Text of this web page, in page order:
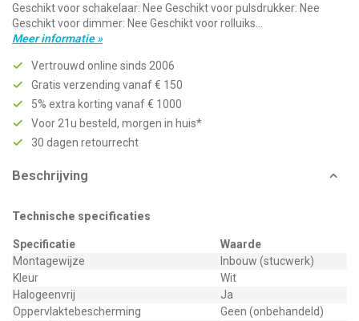
Geschikt voor schakelaar: Nee Geschikt voor pulsdrukker: Nee
Geschikt voor dimmer: Nee Geschikt voor rolluiks...
Meer informatie »
Vertrouwd online sinds 2006
Gratis verzending vanaf € 150
5% extra korting vanaf € 1000
Voor 21u besteld, morgen in huis*
30 dagen retourrecht
Beschrijving
Technische specificaties
Specificatie
Waarde
Montagewijze
Inbouw (stucwerk)
Kleur
Wit
Halogeenvrij
Ja
Oppervlaktebescherming
Geen (onbehandeld)